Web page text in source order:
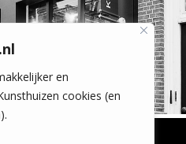
en
cookies (en